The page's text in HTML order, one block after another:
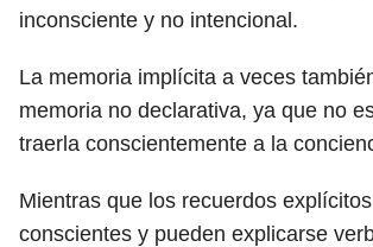
inconsciente y no intencional.
La memoria implícita a veces
memoria no declarativa, ya que no
traerla conscientemente a la
Mientras que los recuerdos
conscientes y pueden explicarse